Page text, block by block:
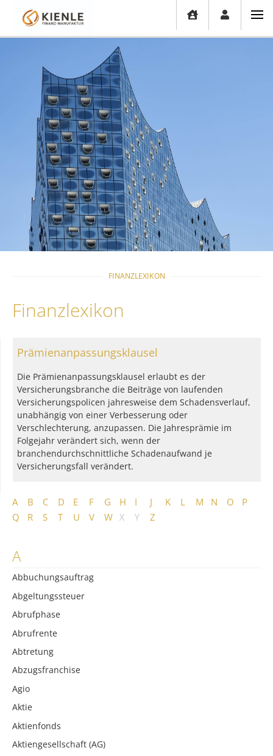
FINANZLEXIKON
Finanzlexikon
A B C D E F G H I J K L M N O
P
Q
R S T U V W X Y Z
A
Abbuchungsauftrag
Abgeltungssteuer
Abrufphase
Abrufrente
Abtretung
Abzugsfranchise
Agio
Aktie
Aktienfonds
Aktiengesellschaft (AG)
Prämienanpassungsklausel
Die Prämienanpassungsklausel erlaubt es der
Versicherungsbranche die Beiträge von laufenden
Versicherungspolicen jahresweise dem Schadensverlauf,
unabhängig von einer Verbesserung oder
Verschlechterung, anzupassen. Die Jahresprämie im
Folgejahr verändert sich, wenn der
branchendurchschnittliche Schadenaufwand je
Versicherungsfall verändert.